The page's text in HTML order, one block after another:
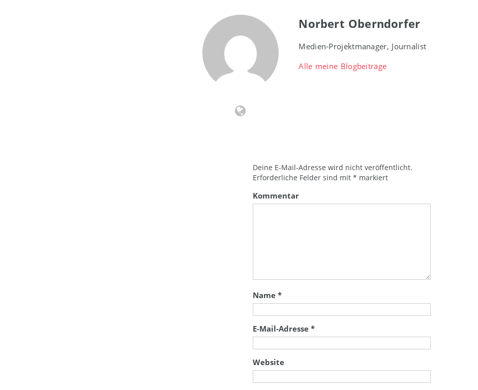
Norbert Oberndorfer
Medien-Projektmanager, Journalist
Alle meine Blogbeiträge
Deine E-Mail-Adresse wird nicht veröffentlicht.
Erforderliche Felder sind mit* markiert
Kommentar
Name*
E-Mail-Adresse*
Website